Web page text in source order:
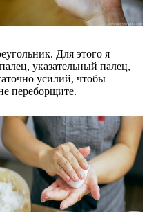
Для этого я
указательный палец,
усилий, чтобы
переборщите.